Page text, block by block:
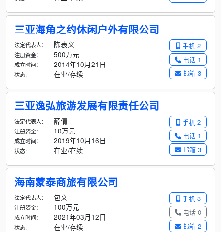
三亚海角之约休闲户外有限公司
手机 2
电话 1
邮箱 3
法定代表人： 陈表义
注册资金： 500万元
成立时间： 2014年10月21日
状态: 在业/存续
三亚逸弘旅游发展有限责任公司
手机 2
电话 1
邮箱 3
法定代表人： 薛倩
注册资金： 10万元
成立时间： 2019年10月16日
状态: 在业/存续
海南蒙泰商旅有限公司
手机 3
电话 0
邮箱 2
法定代表人： 包文
注册资金： 100万元
成立时间： 2021年03月12日
状态: 在业/存续